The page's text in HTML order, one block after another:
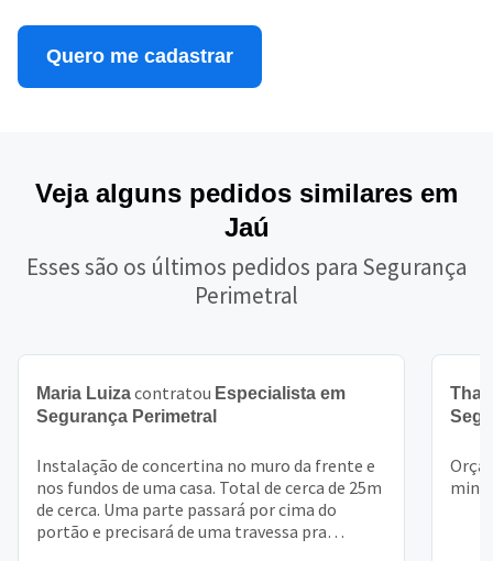
Quero me cadastrar
Veja alguns pedidos similares em
Jaú
Esses são os últimos pedidos para Segurança
Perimetral
Maria Luizacontratou Especialista em
Segurança Perimetral
Instalação de concertina no muro da frente e
nos fundos de uma casa. Total de cerca de 25m
de cerca. Uma parte passará por cima do
portão e precisará de uma travessa pra